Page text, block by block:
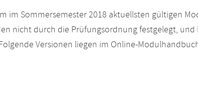
im Sommersemester 2018 aktuellsten gültigen
nicht durch die Prüfungsordnung festgelegt,
Versionen liegen im Online-